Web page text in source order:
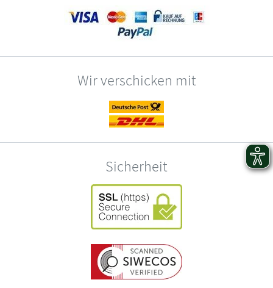
Wir verschicken mit
Sicherheit